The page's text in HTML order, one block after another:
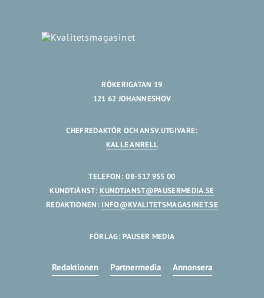
RÖKERIGATAN 19
121 62 JOHANNESHOV
CHEFREDAKTÖR OCH ANSV.UTGIVARE:
KALLE ANRELL
TELEFON: 08-517 955 00
KUNDTJÄNST:KUNDTJANST@PAUSERMEDIA.SE
REDAKTIONEN: INFO@KVALITETSMAGASINET.SE
FÖRLAG: PAUSER MEDIA
Redaktionen Partnermedia Annonsera